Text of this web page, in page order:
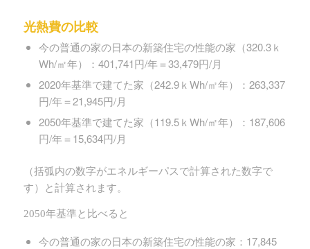
光熱費の比較
今の普通の家の日本の新築住宅の性能の家（320.3ｋ
Wh/㎡年）：401,741円/年＝33,479円/月
2020年基準で建てた家（242.9ｋWh/㎡年）：263,337
円/年＝21,945円/月
2050年基準で建てた家（119.5ｋWh/㎡年）：187,606
円/年＝15,634円/月
（括弧内の数字がエネルギーパスで計算された数字で
す）と計算されます。
2050年基準と比べると
今の普通の家の日本の新築住宅の性能の家：17,845